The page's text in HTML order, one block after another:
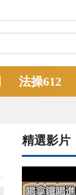
法操612
精選影片